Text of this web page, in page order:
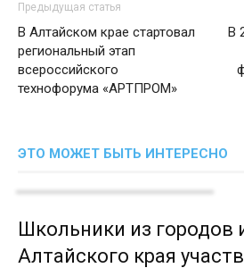
Предыдущая статья
В Алтайском крае стартовал
региональный этап
всероссийского
технофорума «АРТПРОМ»
В
ЭТО МОЖЕТ БЫТЬ ИНТЕРЕСНО
Школьники из городов
Алтайского края